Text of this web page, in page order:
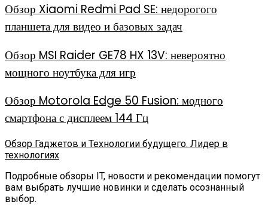
Обзор Xiaomi Redmi Pad SE: недорогого
планшета для видео и базовых задач
Обзор MSI Raider GE78 HX 13V: невероятно
мощного ноутбука для игр
Обзор Motorola Edge 50 Fusion: модного
смартфона с дисплеем 144 Гц
Обзор Гаджетов и Технологии будущего. Лидер в
технологиях
Подробные обзоры IT, новости и рекомендации помогут
вам выбрать лучшие новинки и сделать осознанный
выбор.